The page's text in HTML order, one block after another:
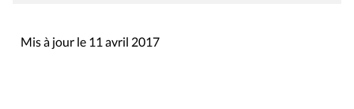
Mis à jour le 11 avril 2017